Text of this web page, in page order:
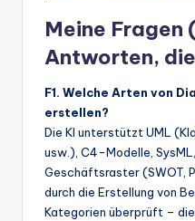
Meine Fragen
Antworten,
F1. Welche Arten von
erstellen?
Die KI unterstützt UML
usw.), C4-Modelle,
Geschäftsraster (SWOT,
durch die Erstellung von
Kategorien überprüft –